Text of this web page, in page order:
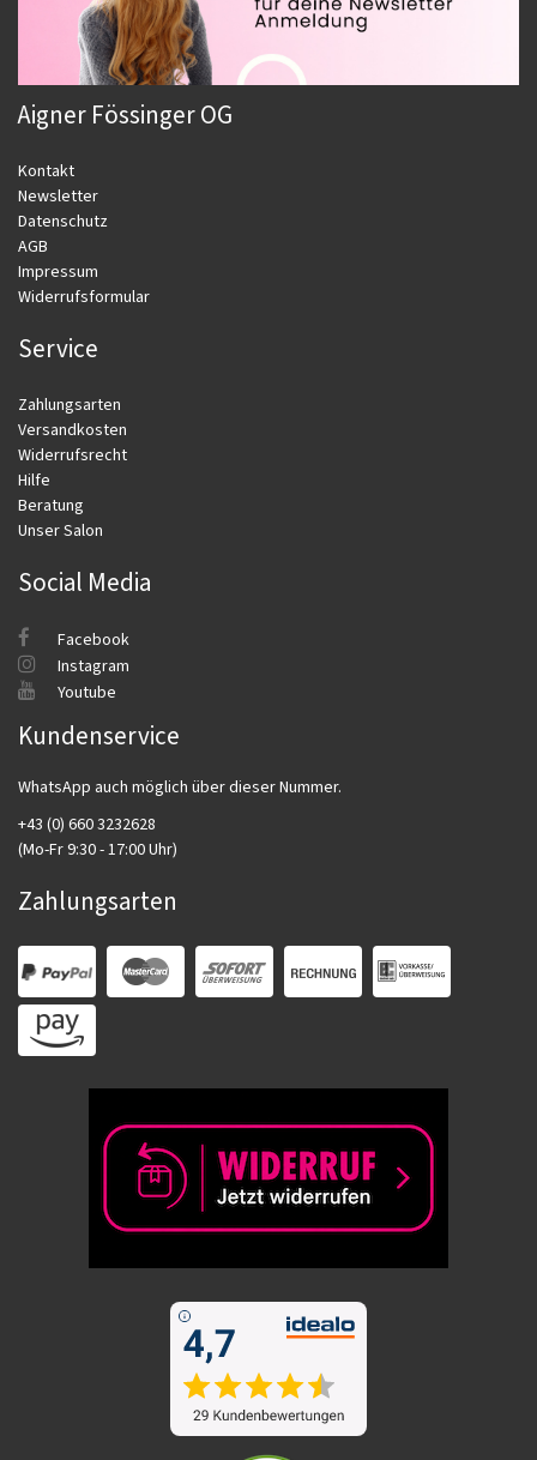
Aigner Fössinger OG
Kontakt
Newsletter
Datenschutz
AGB
Impressum
Widerrufsformular
Service
Zahlungsarten
Versandkosten
Widerrufsrecht
Hilfe
Beratung
Unser Salon
Social Media
Facebook
Instagram
Youtube
Kundenservice
WhatsApp auch möglich über dieser Nummer.
+43 (0) 660 3232628
(Mo-Fr 9:30 - 17:00 Uhr)
Zahlungsarten